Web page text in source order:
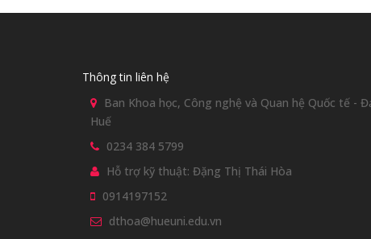
Thông tin liên hệ
Ban Khoa học, Công nghệ và Quan hệ Quốc tế -
Huế
0234 384 5799
Hỗ trợ kỹ thuật: Đặng Thị Thái Hòa
0914197152
dthoa@hueuni.edu.vn